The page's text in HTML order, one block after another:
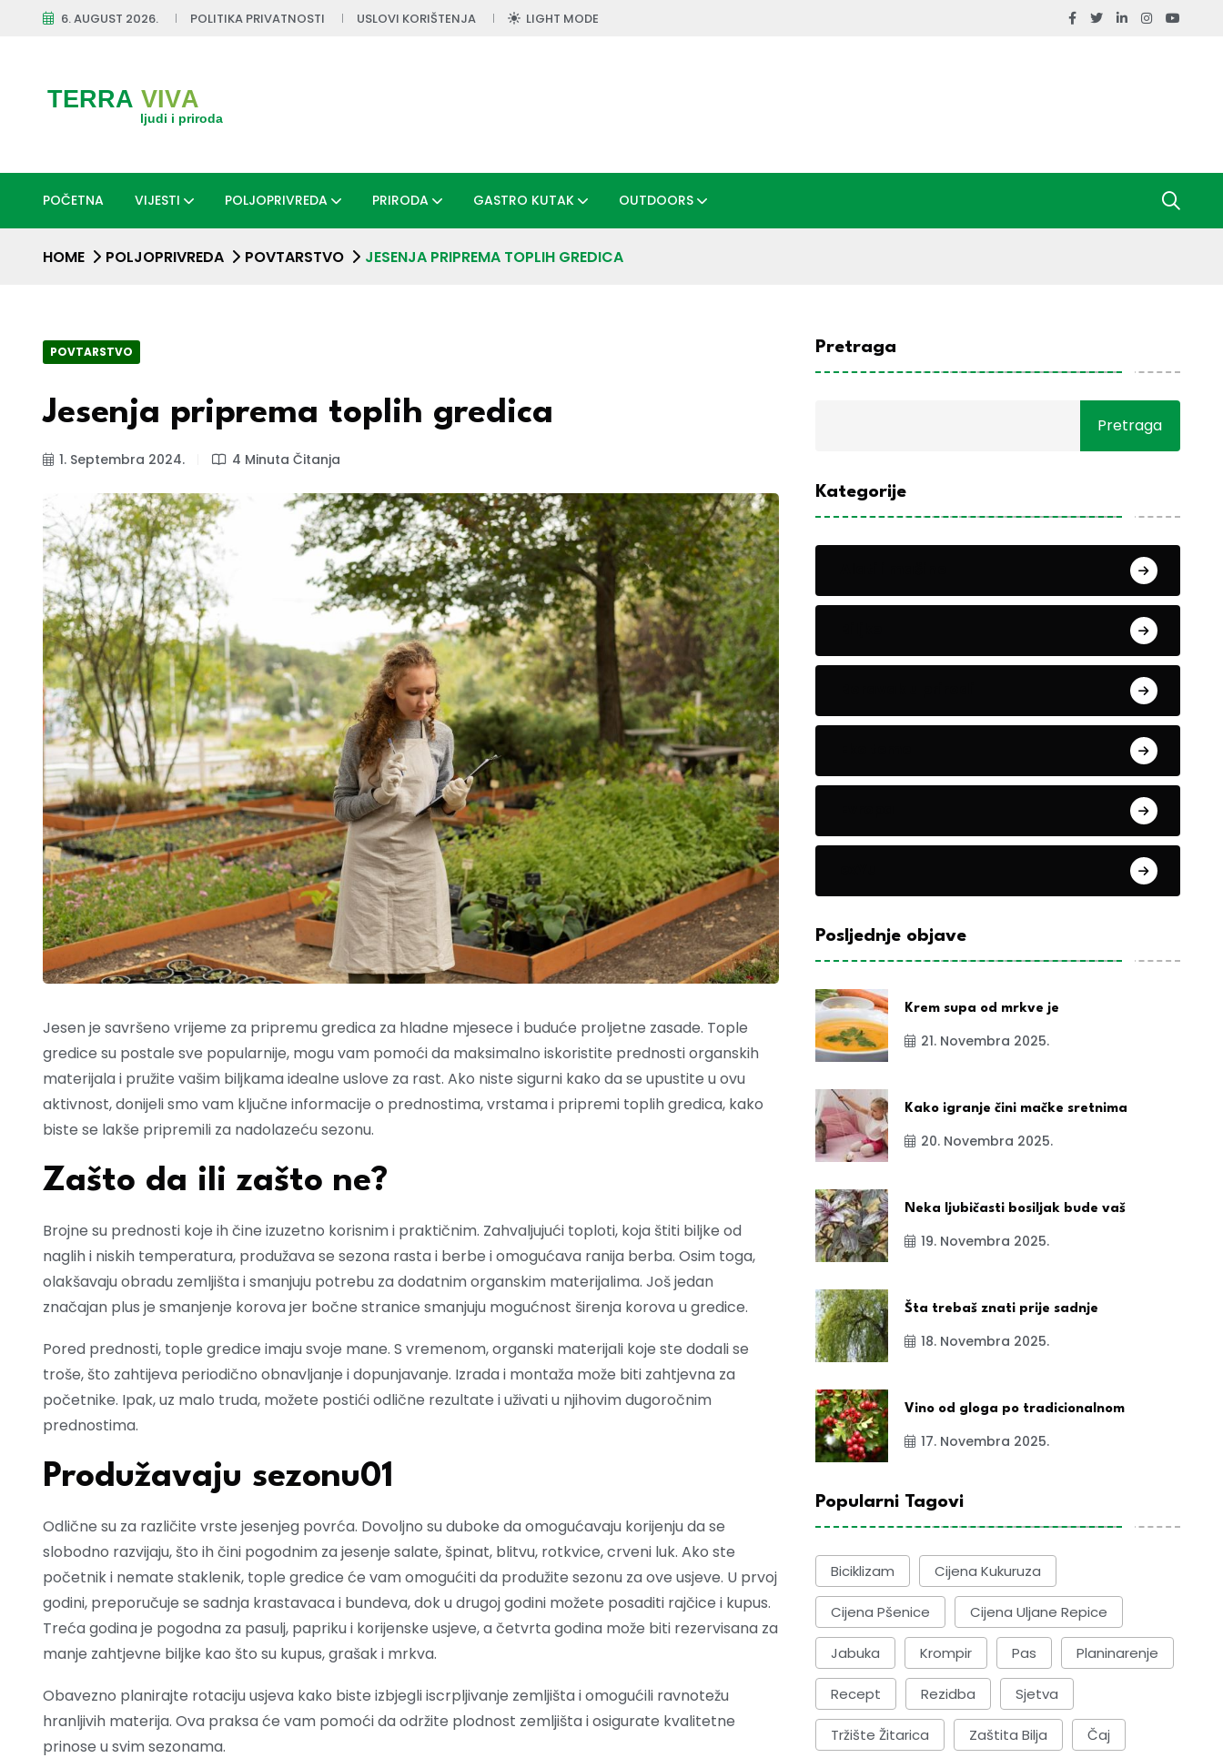
6. AUGUST 2026. POLITIKA PRIVATNOSTI USLOVI KORIŠTENJA LIGHT MODE
POČETNA VIJESTI POLJOPRIVREDA PRIRODA GASTRO KUTAK OUTDOORS
HOME POLJOPRIVREDA POVTARSTVO JESENJA PRIPREMA TOPLIH GREDICA
POVTARSTVO
Jesenja priprema toplih gredica
1. Septembra 2024. 4 Minuta Čitanja
Jesen je savršeno vrijeme za pripremu gredica za hladne mjesece i buduće proljetne zasade. Tople
gredice su postale sve popularnije, mogu vam pomoći da maksimalno iskoristite prednosti organskih
materijala i pružite vašim biljkama idealne uslove za rast. Ako niste sigurni kako da se upustite u ovu
aktivnost, donijeli smo vam ključne informacije o prednostima, vrstama i pripremi toplih gredica, kako
biste se lakše pripremili za nadolazeću sezonu.
Zašto da ili zašto ne?
Brojne su prednosti koje ih čine izuzetno korisnim i praktičnim. Zahvaljujući toploti, koja štiti biljke od
naglih i niskih temperatura, produžava se sezona rasta i berbe i omogućava ranija berba. Osim toga,
olakšavaju obradu zemljišta i smanjuju potrebu za dodatnim organskim materijalima. Još jedan
značajan plus je smanjenje korova jer bočne stranice smanjuju mogućnost širenja korova u gredice.
Pored prednosti, tople gredice imaju svoje mane. S vremenom, organski materijali koje ste dodali se
troše, što zahtijeva periodično obnavljanje i dopunjavanje. Izrada i montaža može biti zahtjevna za
početnike. Ipak, uz malo truda, možete postići odlične rezultate i uživati u njihovim dugoročnim
prednostima.
Produžavaju sezonu01
Odlične su za različite vrste jesenjeg povrća. Dovoljno su duboke da omogućavaju korijenju da se
slobodno razvijaju, što ih čini pogodnim za jesenje salate, špinat, blitvu, rotkvice, crveni luk. Ako ste
početnik i nemate staklenik, tople gredice će vam omogućiti da produžite sezonu za ove usjeve. U prvoj
godini, preporučuje se sadnja krastavaca i bundeva, dok u drugoj godini možete posaditi rajčice i kupus.
Treća godina je pogodna za pasulj, papriku i korijenske usjeve, a četvrta godina može biti rezervisana za
manje zahtjevne biljke kao što su kupus, grašak i mrkva.
Obavezno planirajte rotaciju usjeva kako biste izbjegli iscrpljivanje zemljišta i omogućili ravnotežu
hranljivih materija. Ova praksa će vam pomoći da održite plodnost zemljišta i osigurate kvalitetne
prinose u svim sezonama.
Pretraga
Pretraga
Kategorije
Posljednje objave
Krem supa od mrkve je
21. Novembra 2025.
Kako igranje čini mačke sretnima
20. Novembra 2025.
Neka ljubičasti bosiljak bude vaš
19. Novembra 2025.
Šta trebaš znati prije sadnje
18. Novembra 2025.
Vino od gloga po tradicionalnom
17. Novembra 2025.
Popularni Tagovi
Biciklizam Cijena Kukuruza
Cijena Pšenice Cijena Uljane Repice
Jabuka Krompir Pas Planinarenje
Recept Rezidba Sjetva
Tržište Žitarica Zaštita Bilja Čaj